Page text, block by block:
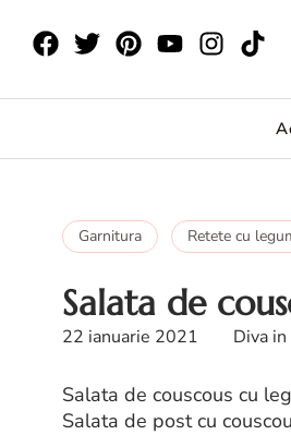
Garnitura Retete cu
Salata de
22 ianuarie 2021 Diva
Salata de couscous cu
Salata de post cu